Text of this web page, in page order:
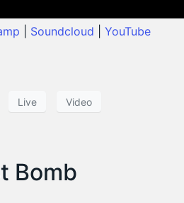
Soundcloud
YouTube
Live Video
Bomb